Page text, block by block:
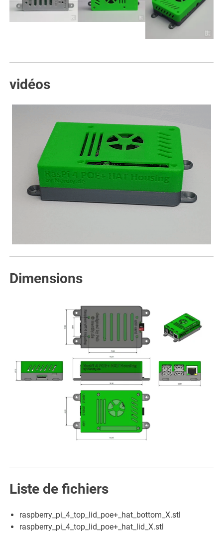
vidéos
Dimensions
Liste de fichiers
raspberry_pi_4_top_lid_poe+_hat_bottom_X.stl
raspberry_pi_4_top_lid_poe+_hat_lid_X.stl